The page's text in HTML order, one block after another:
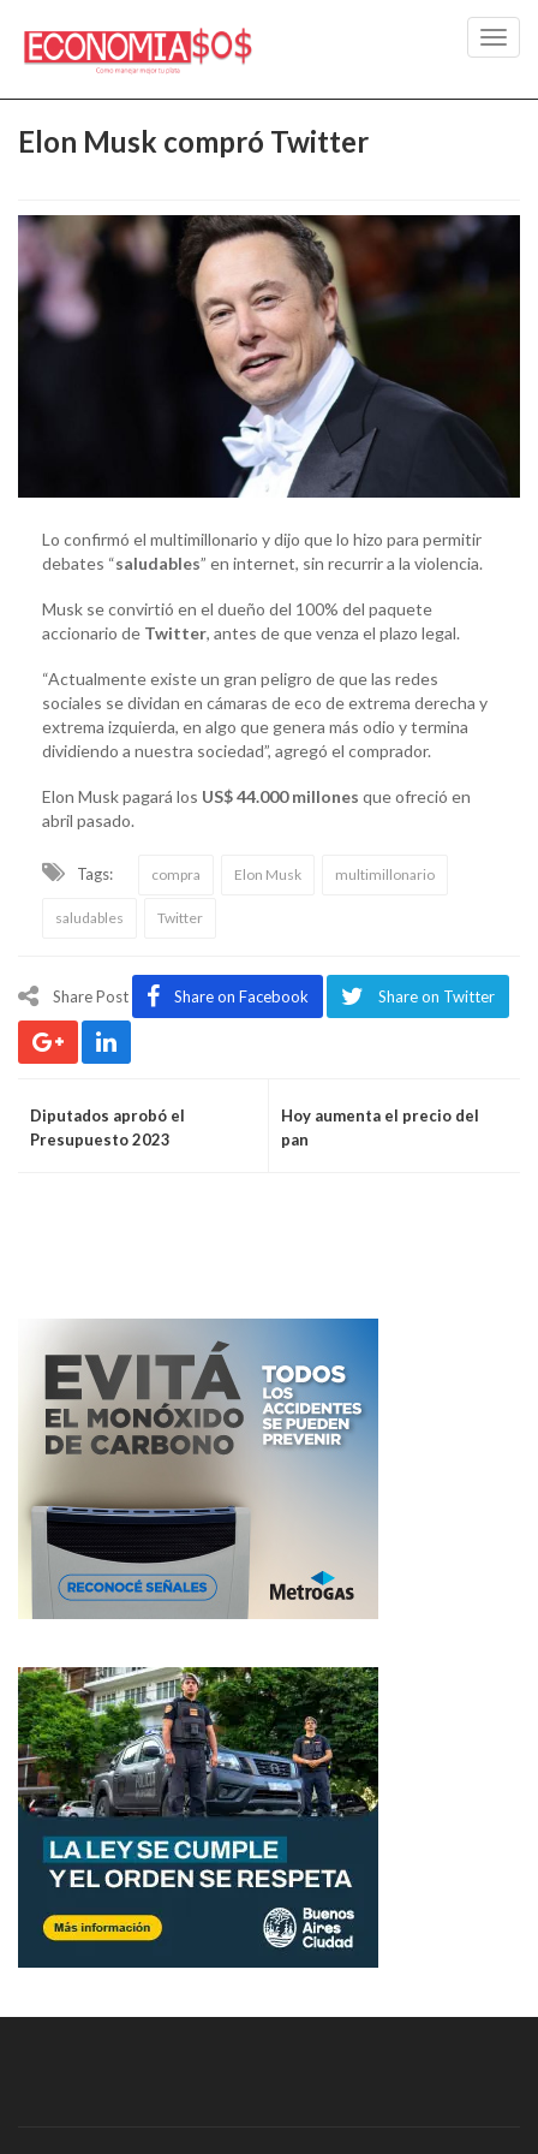
Elon Musk compró Twitter
Lo confirmó el multimillonario y dijo que lo hizo para permitir
debates “saludables” en internet, sin recurrir a la violencia.
Musk se convirtió en el dueño del 100% del paquete
accionario de Twitter, antes de que venza el plazo legal.
“Actualmente existe un gran peligro de que las redes
sociales se dividan en cámaras de eco de extrema derecha y
extrema izquierda, en algo que genera más odio y termina
dividiendo a nuestra sociedad”, agregó el comprador.
Elon Musk pagará los US$ 44.000 millones que ofreció en
abril pasado.
Tags: compra Elon Musk multimillonario
saludables Twitter
Share Post Share on Facebook Share on Twitter
Diputados aprobó el
Presupuesto 2023
Hoy aumenta el precio del
pan